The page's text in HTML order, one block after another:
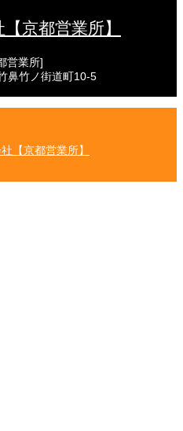
京都営業所】
営業所]
鼻竹ノ街道町10-5
【京都営業所】